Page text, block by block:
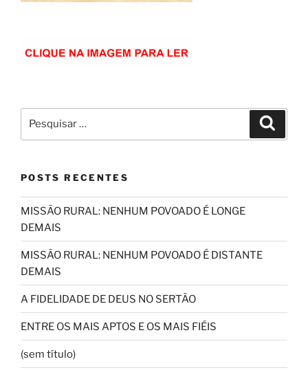
por:
POSTS RECENTES
MISSÃO RURAL: NENHUM POVOADO É LONGE
DEMAIS
MISSÃO RURAL: NENHUM POVOADO É DISTANTE
DEMAIS
A FIDELIDADE DE DEUS NO SERTÃO
ENTRE OS MAIS APTOS E OS MAIS FIÉIS
(sem título)